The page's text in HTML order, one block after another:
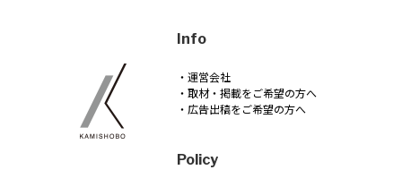
Info
・運営会社
・取材・掲載をご希望の方へ
・広告出稿をご希望の方へ
Policy